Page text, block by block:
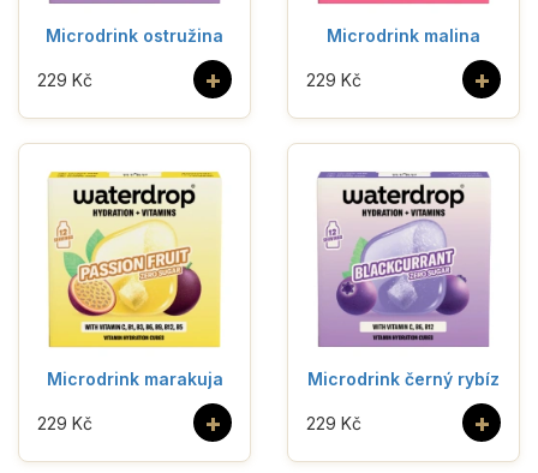
Microdrink ostružina
+
229 Kč
Microdrink malina
+
229 Kč
Microdrink marakuja
+
229 Kč
Microdrink černý rybíz
+
229 Kč